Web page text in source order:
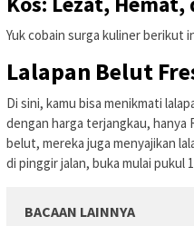
Yuk cobain surga kuliner berikut
Lalapan Belut
Di sini, kamu bisa menikmati
dengan harga terjangkau, hanya
belut, mereka juga menyajikan
di pinggir jalan, buka mulai pukul
BACAAN LAINNYA